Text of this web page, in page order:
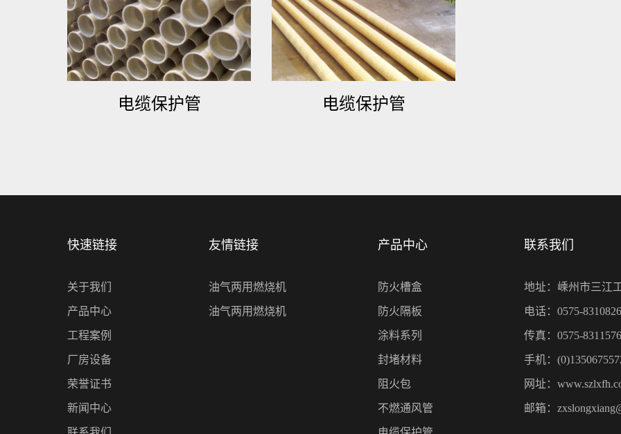
电缆保护管 电缆保护管
快速链接
关于我们
产品中心
工程案例
厂房设备
荣誉证书
新闻中心
友情链接
油气两用燃烧机
油气两用燃烧机
产品中心
防火槽盒
防火隔板
涂料系列
封堵材料
阻火包
不燃通风管
联系我们
地址：嵊州市三江
电话：0575-
传真：0575-
手机：
网址：
邮箱：